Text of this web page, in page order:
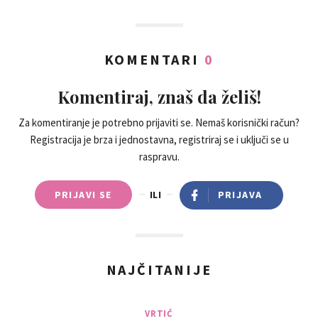
KOMENTARI 0
Komentiraj, znaš da želiš!
Za komentiranje je potrebno prijaviti se. Nemaš korisnički račun?
Registracija je brza i jednostavna, registriraj se i uključi se u
raspravu.
PRIJAVI SE ILI PRIJAVA
NAJČITANIJE
VRTIĆ